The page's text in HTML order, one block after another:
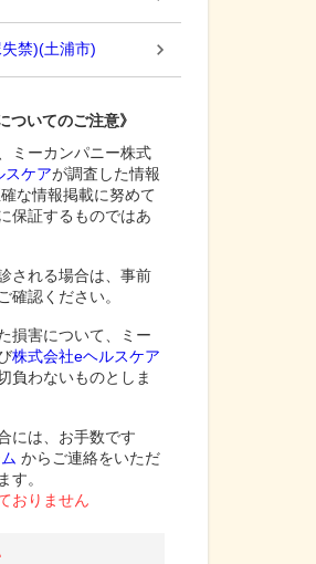
禁)(土浦市)
ついてのご注意》
ミーカンパニー株式
スケアが調査した情報
な情報掲載に努めて
保証するものではあ
される場合は、事前
確認ください。
損害について、ミー
株式会社eヘルスケア
負わないものとしま
には、お手数です
からご連絡をいただ
す。
おりません